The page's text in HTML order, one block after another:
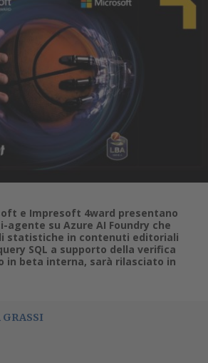
e Impresoft 4ward presentano
agente su Azure AI Foundry che
statistiche in contenuti editoriali
SQL a supporto della verifica
in beta interna, sarà rilasciato in
GRASSI